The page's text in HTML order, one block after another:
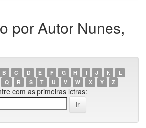
por Autor Nunes,
B C D E F G H I J K
L
Q R S T U V W X Y Z
com as primeiras letras: